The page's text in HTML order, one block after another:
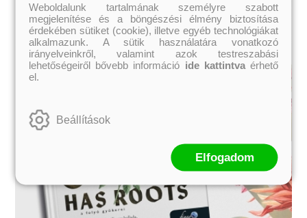
Weboldalunk tartalmának személyre szabott
megjelenítése és a böngészési élmény biztosítása
érdekében sütiket (cookie), illetve egyéb technológiákat
alkalmazunk. A sütik használatára vonatkozó
irányelveinkről, valamint azok testreszabási
lehetőségeiről bővebb információ ide kattintvaérhető
el.
Beállítások
Elfogadom